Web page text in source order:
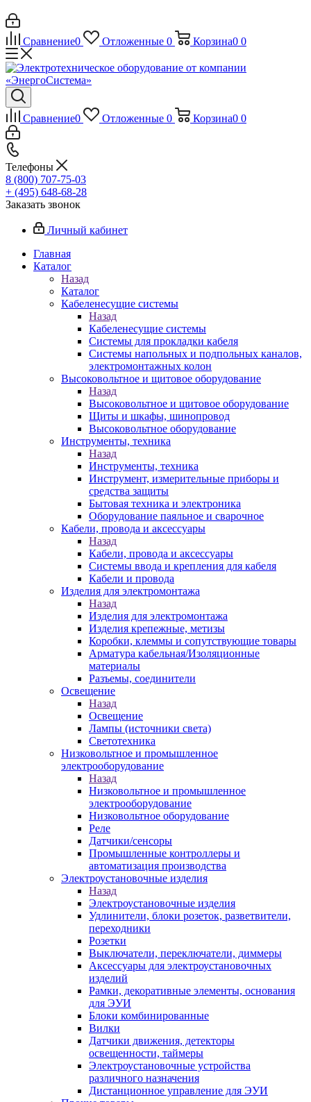
Сравнение0 Отложенные 0 Корзина0 0
Сравнение0 Отложенные 0 Корзина0 0
Телефоны
8 (800) 707-75-03
+ (495) 648-68-28
Заказать звонок
Личный кабинет
Главная
Каталог
Назад
Каталог
Кабеленесущие системы
Назад
Кабеленесущие системы
Системы для прокладки кабеля
Системы напольных и подпольных каналов,
электромонтажных колон
Высоковольтное и щитовое оборудование
Назад
Высоковольтное и щитовое оборудование
Щиты и шкафы, шинопровод
Высоковольтное оборудование
Инструменты, техника
Назад
Инструменты, техника
Инструмент, измерительные приборы и
средства защиты
Бытовая техника и электроника
Оборудование паяльное и сварочное
Кабели, провода и аксессуары
Назад
Кабели, провода и аксессуары
Системы ввода и крепления для кабеля
Кабели и провода
Изделия для электромонтажа
Назад
Изделия для электромонтажа
Изделия крепежные, метизы
Коробки, клеммы и сопутствующие товары
Арматура кабельная/Изоляционные
материалы
Разъемы, соединители
Освещение
Назад
Освещение
Лампы (источники света)
Светотехника
Низковольтное и промышленное
электрооборудование
Назад
Низковольтное и промышленное
электрооборудование
Низковольтное оборудование
Реле
Датчики/сенсоры
Промышленные контроллеры и
автоматизация производства
Электроустановочные изделия
Назад
Электроустановочные изделия
Удлинители, блоки розеток, разветвители,
переходники
Розетки
Выключатели, переключатели, диммеры
Аксессуары для электроустановочных
изделий
Рамки, декоративные элементы, основания
для ЭУИ
Блоки комбинированные
Вилки
Датчики движения, детекторы
освещенности, таймеры
Электроустановочные устройства
различного назначения
Дистанционное управление для ЭУИ